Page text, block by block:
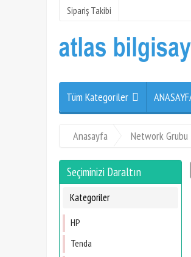
Sipariş Takibi
Tüm Kategoriler
Anasayfa Network Grubu
Seçiminizi Daraltın
Kategoriler
HP
Tenda